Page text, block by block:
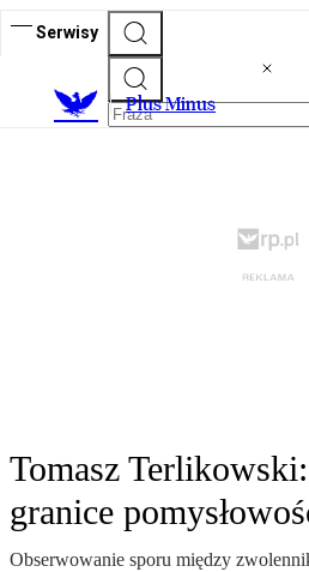
Serwisy
Plus Minus
Tomasz
granice
Obserwowanie sporu między